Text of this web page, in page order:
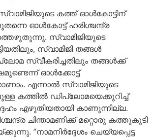
കത്ത് ഓള്‍കോട്ടിന്
ഓള്‍കോട്ട് ഹരിശ്ചന്ദ്ര
സ്വാമിജിയുടെ
സ്വാമിജി തങ്ങള്‍
സ്വീകരിച്ചതിലും തങ്ങള്‍ക്ക്
ഓള്‍ക്കോട്ട്
എന്നാല്‍ സ്വാമിജിയുടെ
കത്തില്‍ ഡിപ്ലോമയെക്കുറിച്ച്
എഴുതിയതായി കാണുന്നില്ല.
ചിന്താമണിക്ക് മറ്റൊരു കത്തുകൂടി
”നാമനിര്‍ദ്ദേശം ചെയ്യപ്പെട്ട